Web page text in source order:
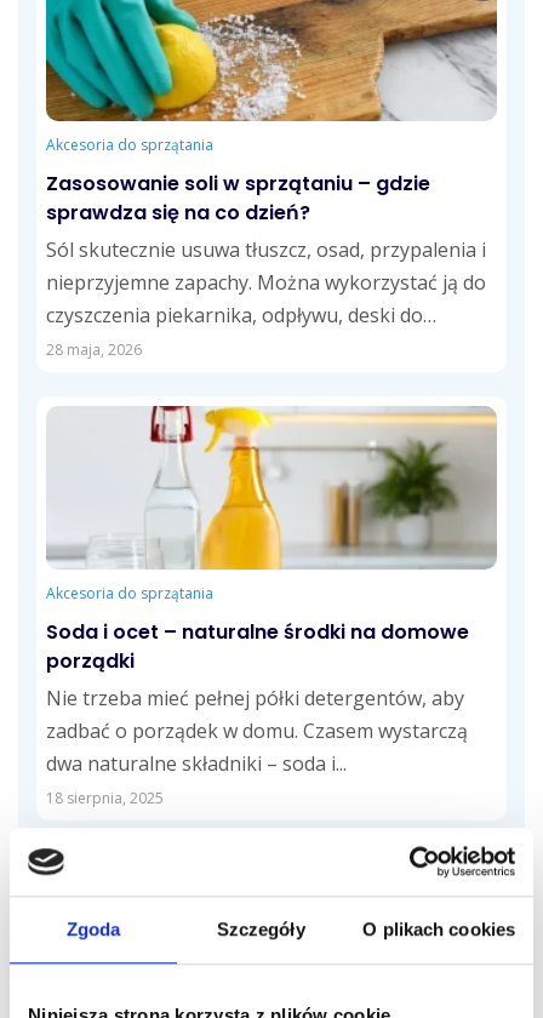
Zgoda Szczegóły O plikach cookies
Akcesoria do sprzątania
Zasosowanie soli w sprzątaniu – gdzie
sprawdza się na co dzień?
Sól skutecznie usuwa tłuszcz, osad, przypalenia i
nieprzyjemne zapachy. Można wykorzystać ją do
czyszczenia piekarnika, odpływu, deski do
krojenia, fug,...
28 maja, 2026
Akcesoria do sprzątania
Soda i ocet – naturalne środki na domowe
porządki
Nie trzeba mieć pełnej półki detergentów, aby
zadbać o porządek w domu. Czasem wystarczą
dwa naturalne składniki – soda i...
18 sierpnia, 2025